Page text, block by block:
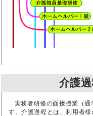
介護
実務者研修の面接授業（
す。介護過程とは、利用者